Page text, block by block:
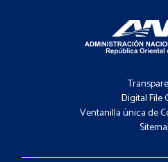
-
Digital File
Ventanilla única de